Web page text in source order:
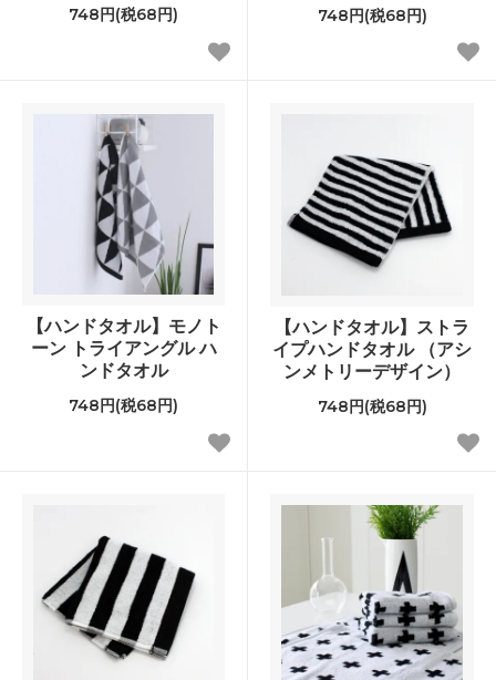
748円(税68円) 748円(税68円)
【ハンドタオル】モノト
ーン トライアングル ハ
ンドタオル
748円(税68円)
【ハンドタオル】ストラ
イプハンドタオル （アシ
ンメトリーデザイン）
748円(税68円)